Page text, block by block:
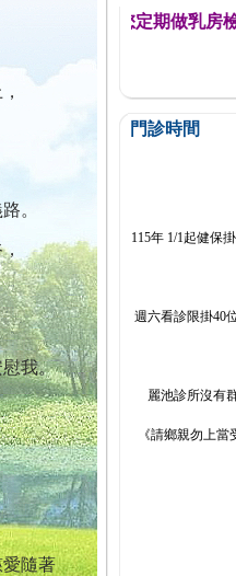
。
我。
隨著
患者,提醒您定期做乳房檢查!
門診時間
115年 1/1起健保
週六看診限掛40
麗池診所沒有
《請鄉親勿上當